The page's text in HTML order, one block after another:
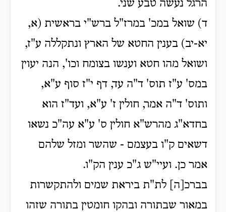
הרגל נעשה טבע שני.
ד) שואל במכ' במרז"ל ברש"י בראשית (א,
יא-יב) בענין החטא של הארץ ונתקללה ע"ז,
ושואל מהו חטא וענשו בצומח וכו', הנה יעוין
במס' ע"ז תוס' ד"ה עד, דף י"ז סוף ע"א,
ותוס' ד"ה אמר, חולין ז' ע"א, ועד"ז הוא
בחדא"ג מהרש"א חולין ס' ע"א עה"כ נשאו
דשאים ק"ו בעצמם - שהשר ומזל שלהם
אמר כן. ועיי"ש ג"כ ענין הק"ו.
בברכ[ה] לת"ת ביראת שמים ולהתקשרות
במאור שבתורה ובהקו חומטין בתורה שזהו